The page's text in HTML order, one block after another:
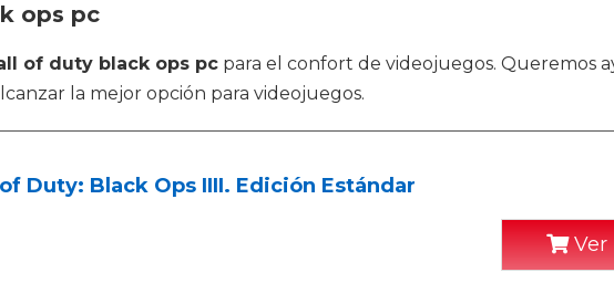
ops pc
of duty black ops pc para el confort de videojuegos. Queremos
la mejor opción para videojuegos.
Duty: Black Ops IIII. Edición Estándar
Ver